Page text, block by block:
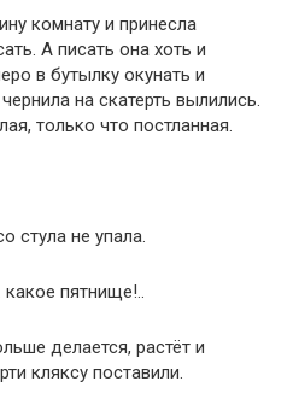
комнату и принесла
А писать она хоть и
в бутылку окунать и
на скатерть вылились.
только что постланная.
стула не упала.
пятнище!..
делается, растёт и
кляксу поставили.